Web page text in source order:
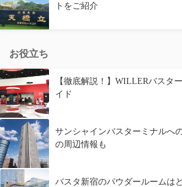
トをご紹介
お役立ち
【徹底解説！】WILLERバスタ
イド
サンシャインバスターミナルへ
の周辺情報も
バスタ新宿のパウダールームは